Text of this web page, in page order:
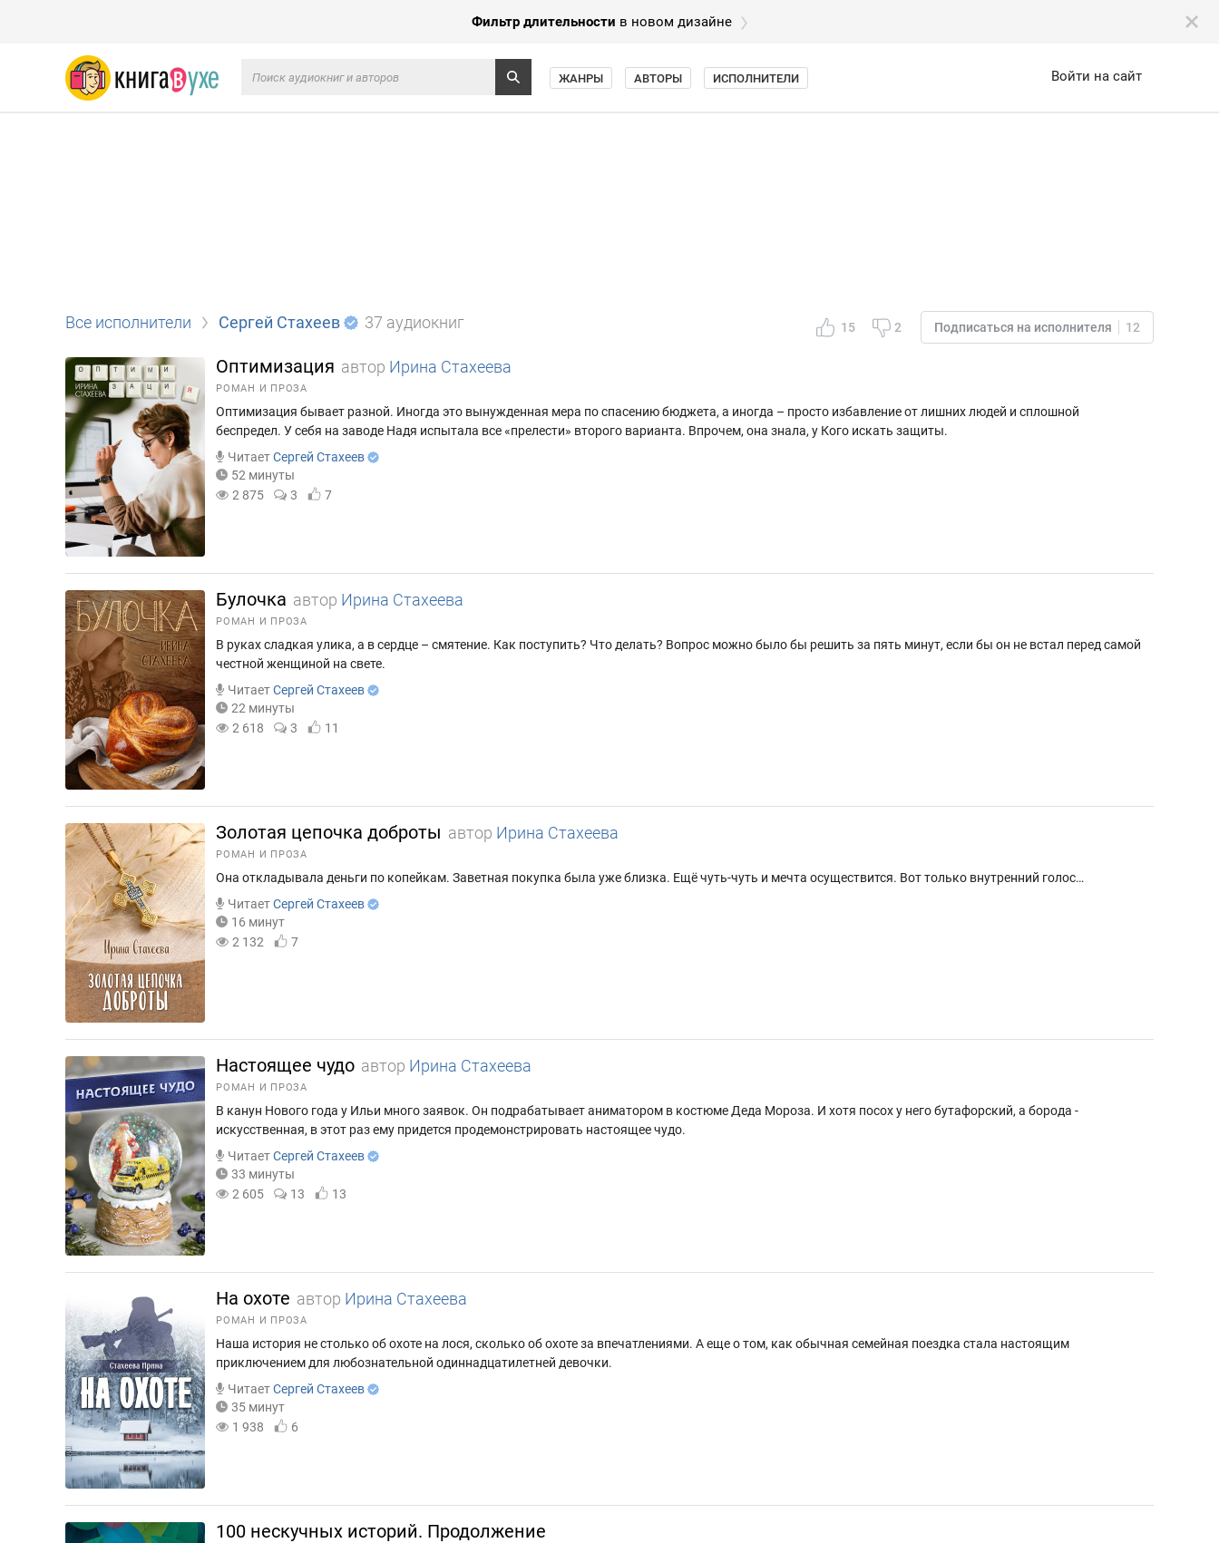
Фильтр длительности в новом дизайне
Войти на сайт
ЖАНРЫ АВТОРЫ ИСПОЛНИТЕЛИ
15 2 Подписаться на исполнителя 12
Все исполнители Сергей Стахеев 37 аудиокниг
Оптимизация автор Ирина Стахеева
РОМАН И ПРОЗА
Оптимизация бывает разной. Иногда это вынужденная мера по спасению бюджета, а иногда – просто избавление от лишних людей и сплошной
беспредел. У себя на заводе Надя испытала все «прелести» второго варианта. Впрочем, она знала, у Кого искать защиты.
ЧитаетСергей Стахеев
52 минуты
2 875
3 7
Булочка автор Ирина Стахеева
РОМАН И ПРОЗА
В руках сладкая улика, а в сердце – смятение. Как поступить? Что делать? Вопрос можно было бы решить за пять минут, если бы он не встал перед самой
честной женщиной на свете.
ЧитаетСергей Стахеев
22 минуты
2 618
3 11
Золотая цепочка доброты автор Ирина Стахеева
РОМАН И ПРОЗА
Она откладывала деньги по копейкам. Заветная покупка была уже близка. Ещё чуть-чуть и мечта осуществится. Вот только внутренний голос…
ЧитаетСергей Стахеев
16 минут
2 132
7
Настоящее чудо автор Ирина Стахеева
РОМАН И ПРОЗА
В канун Нового года у Ильи много заявок. Он подрабатывает аниматором в костюме Деда Мороза. И хотя посох у него бутафорский, а борода -
искусственная, в этот раз ему придется продемонстрировать настоящее чудо.
ЧитаетСергей Стахеев
33 минуты
2 605
13 13
На охоте автор Ирина Стахеева
РОМАН И ПРОЗА
Наша история не столько об охоте на лося, сколько об охоте за впечатлениями. А еще о том, как обычная семейная поездка стала настоящим
приключением для любознательной одиннадцатилетней девочки.
ЧитаетСергей Стахеев
35 минут
1 938
6
100 нескучных историй. Продолжение